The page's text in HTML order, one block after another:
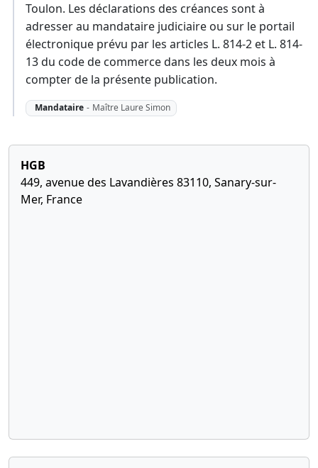
Toulon. Les déclarations des créances sont à
adresser au mandataire judiciaire ou sur le portail
électronique prévu par les articles L. 814-2 et L. 814-
13 du code de commerce dans les deux mois à
compter de la présente publication.
Mandataire - Maître Laure Simon
HGB
449, avenue des Lavandières 83110, Sanary-sur-
Mer, France